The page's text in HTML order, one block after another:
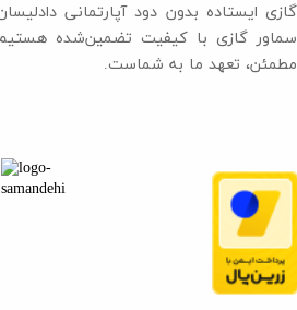
گازی ایستاده بدون دود آپارتمانی
سماور گازی با کیفیت تضمین‌شده
مطمئن، تعهد ما به شماست.